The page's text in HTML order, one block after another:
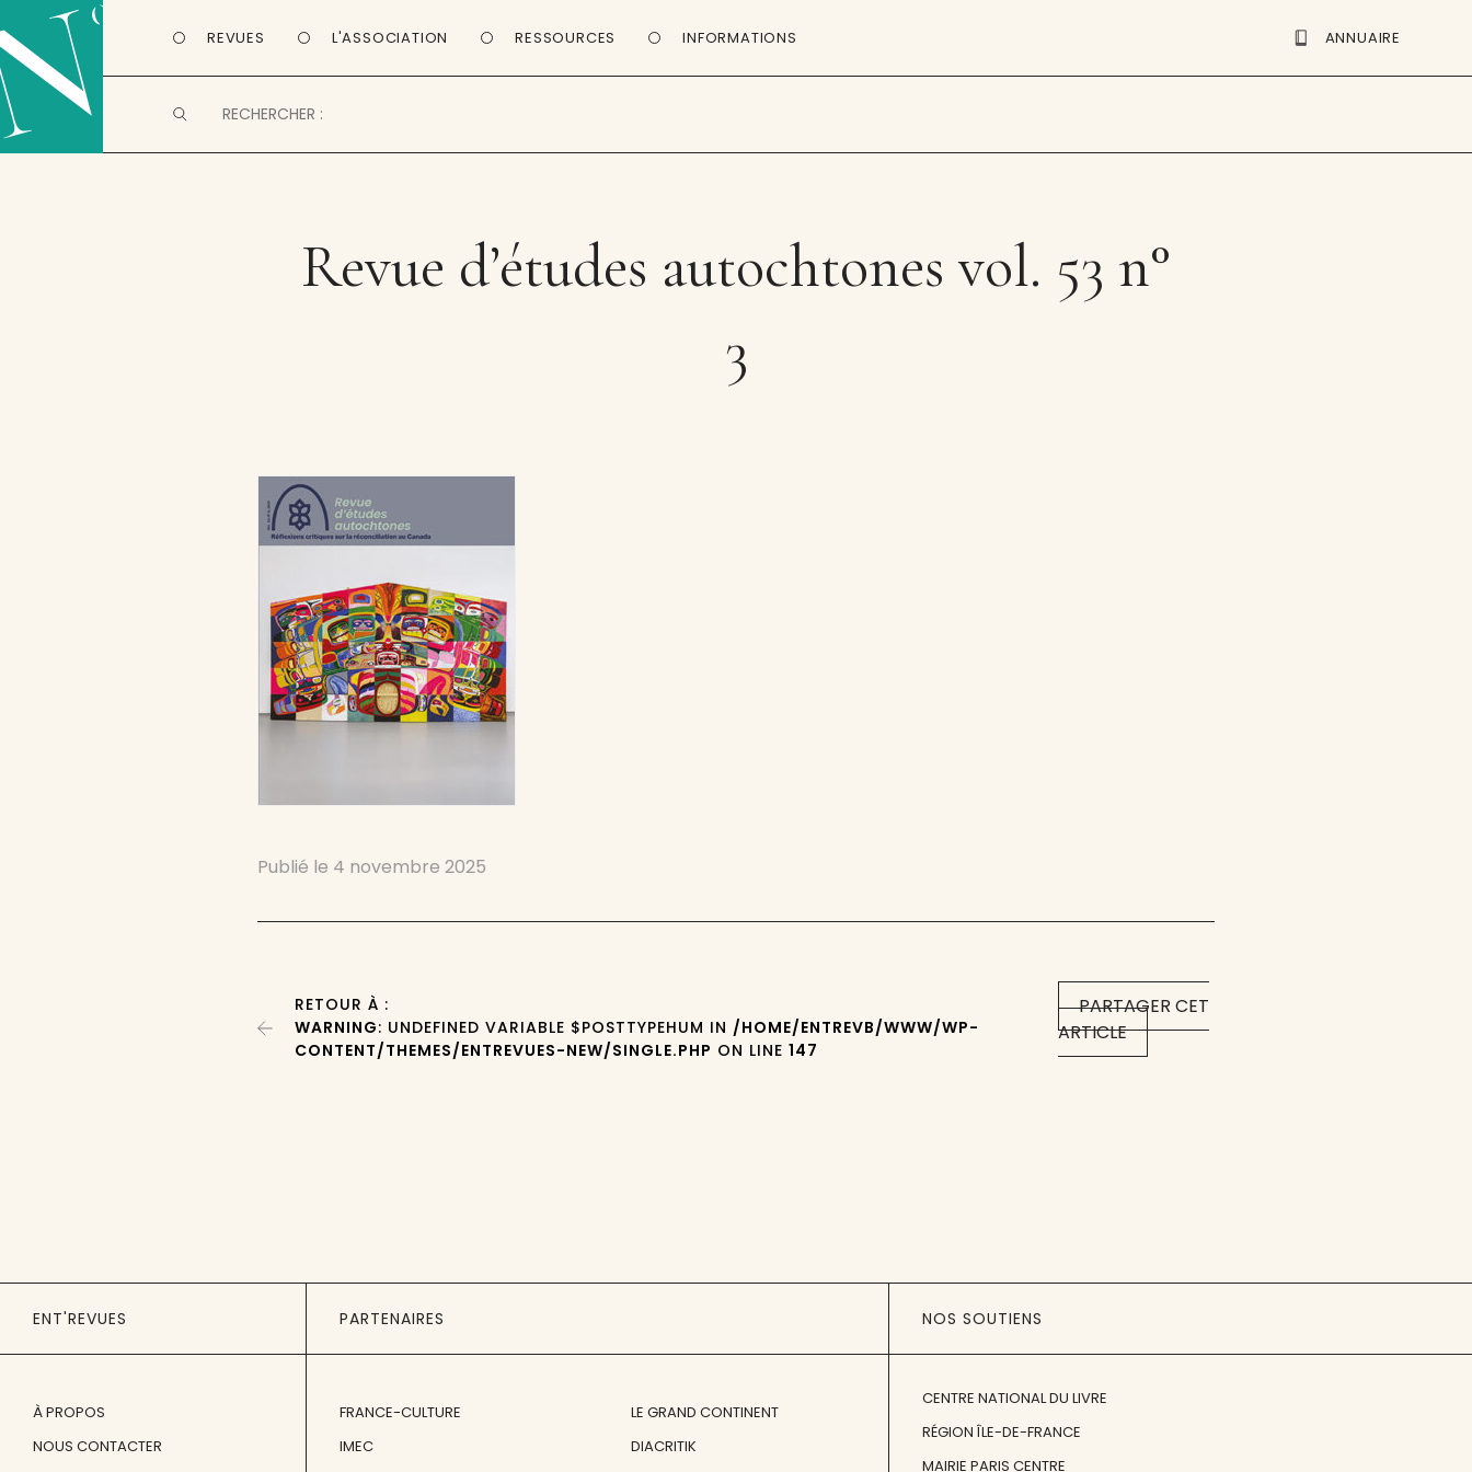
REVUES L'ASSOCIATION RESSOURCES INFORMATIONS ANNUAIRE
Revue d’études autochtones vol. 53 n°
3
Publié le 4 novembre 2025
PARTAGER CET
ARTICLE
RETOUR À :
WARNING: UNDEFINED VARIABLE $POSTTYPEHUM IN /HOME/ENTREVB/WWW/WP-
CONTENT/THEMES/ENTREVUES-NEW/SINGLE.PHP ON LINE147
ENT'REVUES
À PROPOS
NOUS CONTACTER
PARTENAIRES
FRANCE-CULTURE
IMEC
LE GRAND CONTINENT
DIACRITIK
NOS SOUTIENS
CENTRE NATIONAL DU LIVRE
RÉGION ÎLE-DE-FRANCE
MAIRIE PARIS CENTRE